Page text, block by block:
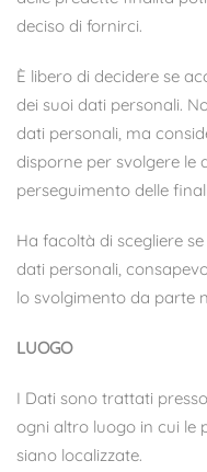
deciso di fornirci.
È libero di decidere se
dei suoi dati personali.
dati personali, ma
disporne per svolgere le
perseguimento delle
Ha facoltà di scegliere
dati personali,
lo svolgimento da parte
LUOGO
I Dati sono trattati
ogni altro luogo in cui le
siano localizzate.